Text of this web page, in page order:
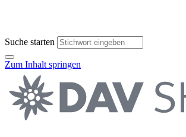
Suche starten
Zum Inhalt springen